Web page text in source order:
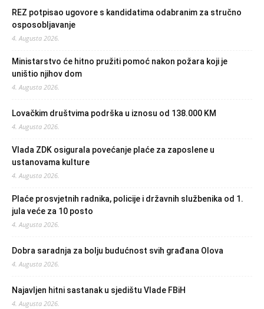
REZ potpisao ugovore s kandidatima odabranim za stručno
osposobljavanje
4. Augusta 2026.
Ministarstvo će hitno pružiti pomoć nakon požara koji je
uništio njihov dom
4. Augusta 2026.
Lovačkim društvima podrška u iznosu od 138.000 KM
4. Augusta 2026.
Vlada ZDK osigurala povećanje plaće za zaposlene u
ustanovama kulture
4. Augusta 2026.
Plaće prosvjetnih radnika, policije i državnih službenika od 1.
jula veće za 10 posto
4. Augusta 2026.
Dobra saradnja za bolju budućnost svih građana Olova
4. Augusta 2026.
Najavljen hitni sastanak u sjedištu Vlade FBiH
4. Augusta 2026.